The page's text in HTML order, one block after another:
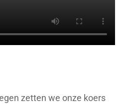
zetten we onze koers